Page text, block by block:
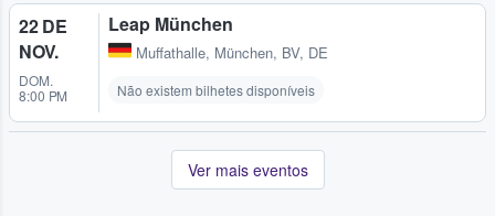
22 DE
NOV.
DOM.
8:00 PM
Leap München
Muffathalle, München, BV, DE
Não existem bilhetes disponíveis
Ver mais eventos